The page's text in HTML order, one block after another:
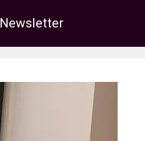
Newsletter